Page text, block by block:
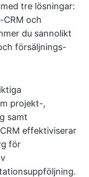
tre lösningar:
och
du sannolikt
försäljnings-
projekt-,
samt
effektiviserar
för